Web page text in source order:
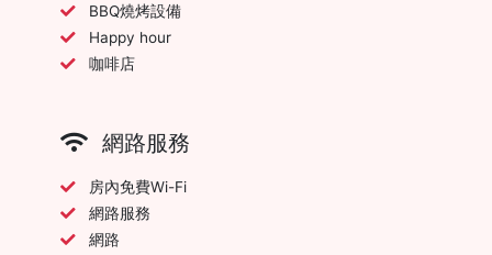
BBQ燒烤設備
Happy hour
咖啡店
網路服務
房內免費Wi-Fi
網路服務
網路